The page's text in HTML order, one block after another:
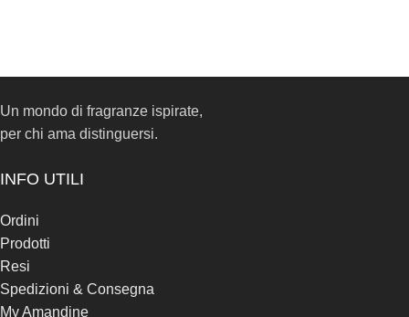
Un mondo di fragranze ispirate,
per chi ama distinguersi.
INFO UTILI
Ordini
Prodotti
Resi
Spedizioni & Consegna
My Amandine